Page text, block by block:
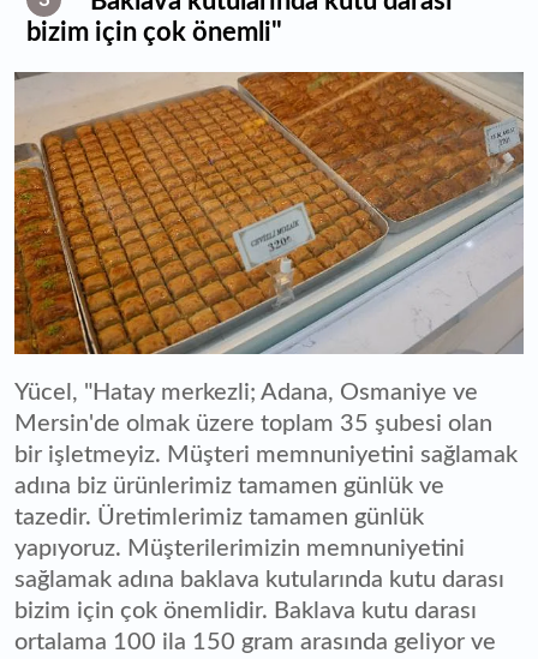
bizim için çok önemli"
Yücel, "Hatay merkezli; Adana, Osmaniye ve
Mersin'de olmak üzere toplam 35 şubesi olan
bir işletmeyiz. Müşteri memnuniyetini sağlamak
adına biz ürünlerimiz tamamen günlük ve
tazedir. Üretimlerimiz tamamen günlük
yapıyoruz. Müşterilerimizin memnuniyetini
sağlamak adına baklava kutularında kutu darası
bizim için çok önemlidir. Baklava kutu darası
ortalama 100 ila 150 gram arasında geliyor ve